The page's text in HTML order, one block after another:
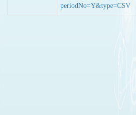
periodNo=Y&type=CSV